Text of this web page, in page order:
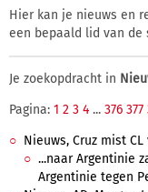
Hier kan je nieuws en
een bepaald lid van de
Je zoekopdracht in
Pagina: 1 2 3 4 ... 376 377
Nieuws, Cruz mist
...naar Argentinie
Argentinie tegen